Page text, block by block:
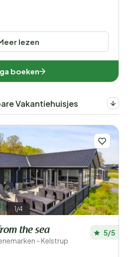
lezen
boeken
Vakantiehuisjes
1/4
the sea
- Kelstrup
5/5